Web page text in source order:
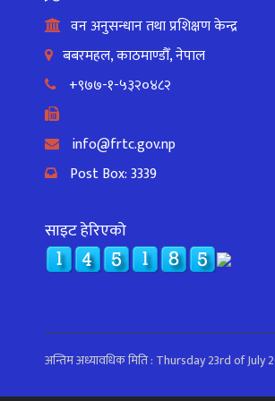
वन अनुसन्धान तथा प्रशिक्षण केन्द्र
बबरमहल, काठमाण्डौँ, नेपाल
+९७७-१-५३२०४८२
info@frtc.gov.np
Post Box: 3339
साइट हेरिएको
अन्तिम अध्यावधिक मिति : Thursday 23rd of